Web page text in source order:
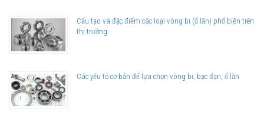
Cấu tạo và đặc điểm các loại vòng bi (ổ lăn) phổ biến trên
thị trường
Các yếu tố cơ bản để lựa chọn vòng bi, bạc đạn, ổ lăn